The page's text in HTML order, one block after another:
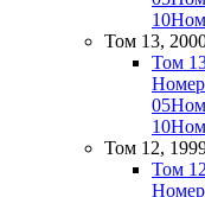
10
Том 13,
Том
Номер
05
10
Том 12,
Том
Номер